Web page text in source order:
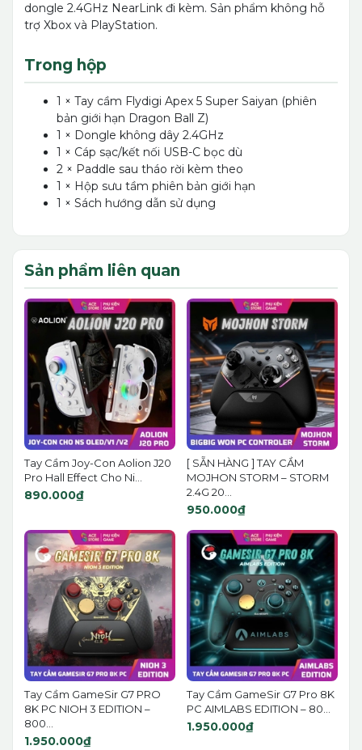
dongle 2.4GHz NearLink đi kèm. Sản phẩm không hỗ
trợ Xbox và PlayStation.
Trong hộp
1 × Tay cầm Flydigi Apex 5 Super Saiyan (phiên
bản giới hạn Dragon Ball Z)
1 × Dongle không dây 2.4GHz
1 × Cáp sạc/kết nối USB-C bọc dù
2 × Paddle sau tháo rời kèm theo
1 × Hộp sưu tầm phiên bản giới hạn
1 × Sách hướng dẫn sử dụng
Sản phẩm liên quan
Tay Cầm Joy-Con Aolion J20
Pro Hall Effect Cho Ni...
890.000₫
[ SẴN HÀNG ] TAY CẦM
MOJHON STORM – STORM
2.4G 20...
950.000₫
Tay Cầm GameSir G7 PRO
8K PC NIOH 3 EDITION –
800...
1.950.000₫
Tay Cầm GameSir G7 Pro 8K
PC AIMLABS EDITION – 80...
1.950.000₫